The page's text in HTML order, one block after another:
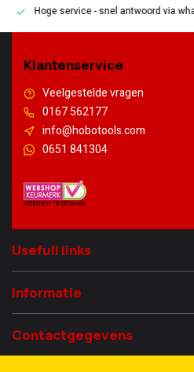
Hoge service- snel antwoord via
Klantenservice
Veelgestelde vragen
0167 562177
info@hobotools.com
0651 841304
Usefull links
Informatie
Contactgegevens